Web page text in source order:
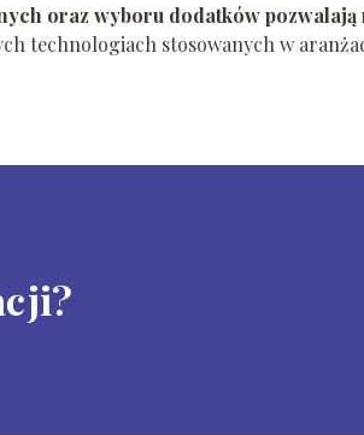
oraz wyboru dodatków
technologiach stosowanych w